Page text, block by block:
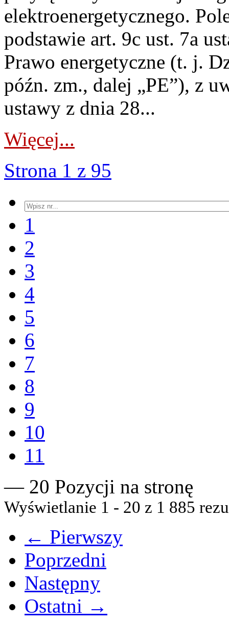
elektroenergetycznego.
podstawie art. 9c ust. 7a
Prawo energetyczne (t. j.
późn. zm., dalej „PE”), z
ustawy z dnia 28...
Więcej...
Strona 1 z 95
1
2
3
4
5
6
7
8
9
10
11
— 20 Pozycji na stronę
Wyświetlanie 1 - 20 z 1 885
← Pierwszy
Poprzedni
Następny
Ostatni →